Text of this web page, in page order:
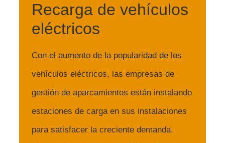
Recarga de vehículos
eléctricos
Con el aumento de la popularidad de los
vehículos eléctricos, las empresas de
gestión de aparcamientos están instalando
estaciones de carga en sus instalaciones
para satisfacer la creciente demanda.